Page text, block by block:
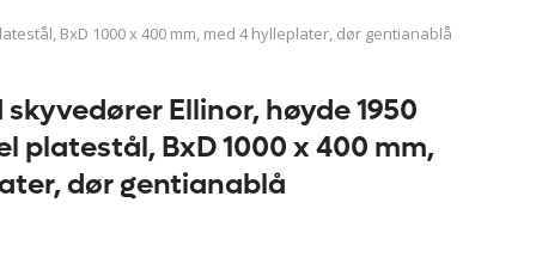
BxD 1000 x 400 mm, med 4 hylleplater, dør gentianablå
Ellinor, høyde 1950
platestål, BxD 1000 x 400 mm,
dør gentianablå